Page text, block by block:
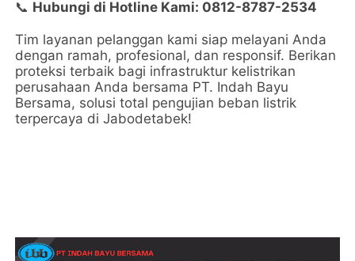
📞 Hubungi di Hotline Kami: 0812-8787-2534
Tim layanan pelanggan kami siap melayani Anda
dengan ramah, profesional, dan responsif. Berikan
proteksi terbaik bagi infrastruktur kelistrikan
perusahaan Anda bersama PT. Indah Bayu
Bersama, solusi total pengujian beban listrik
terpercaya di Jabodetabek!